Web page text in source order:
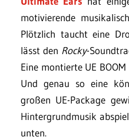
motivierende
Plötzlich taucht eine
lässt den Rocky-
Eine montierte UE
Und genau so eine
großen UE-Package
Hintergrundmusik
unten.